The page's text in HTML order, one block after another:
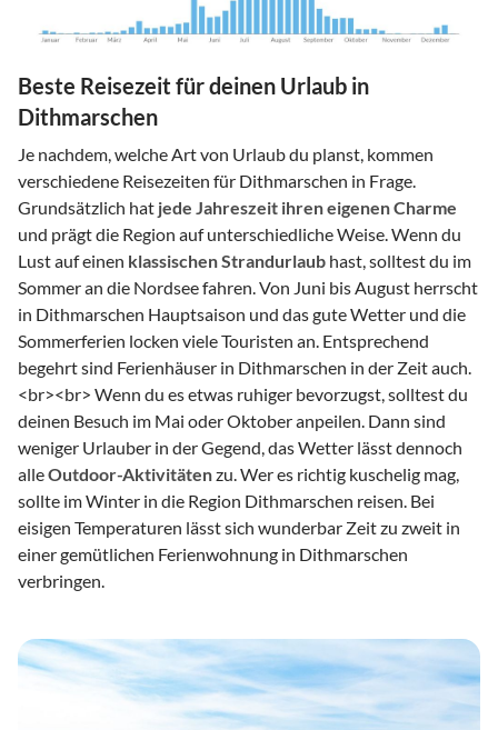
Beste Reisezeit für deinen Urlaub in
Dithmarschen
Je nachdem, welche Art von Urlaub du planst, kommen
verschiedene Reisezeiten für Dithmarschen in Frage.
Grundsätzlich hat jede Jahreszeit ihren eigenen Charme
und prägt die Region auf unterschiedliche Weise. Wenn du
Lust auf einen klassischen Strandurlaub hast, solltest du im
Sommer an die Nordsee fahren. Von Juni bis August herrscht
in Dithmarschen Hauptsaison und das gute Wetter und die
Sommerferien locken viele Touristen an. Entsprechend
begehrt sind Ferienhäuser in Dithmarschen in der Zeit auch.
<br><br> Wenn du es etwas ruhiger bevorzugst, solltest du
deinen Besuch im Mai oder Oktober anpeilen. Dann sind
weniger Urlauber in der Gegend, das Wetter lässt dennoch
alleOutdoor-Aktivitätenzu. Wer es richtig kuschelig mag,
sollte im Winter in die Region Dithmarschen reisen. Bei
eisigen Temperaturen lässt sich wunderbar Zeit zu zweit in
einer gemütlichen Ferienwohnung in Dithmarschen
verbringen.